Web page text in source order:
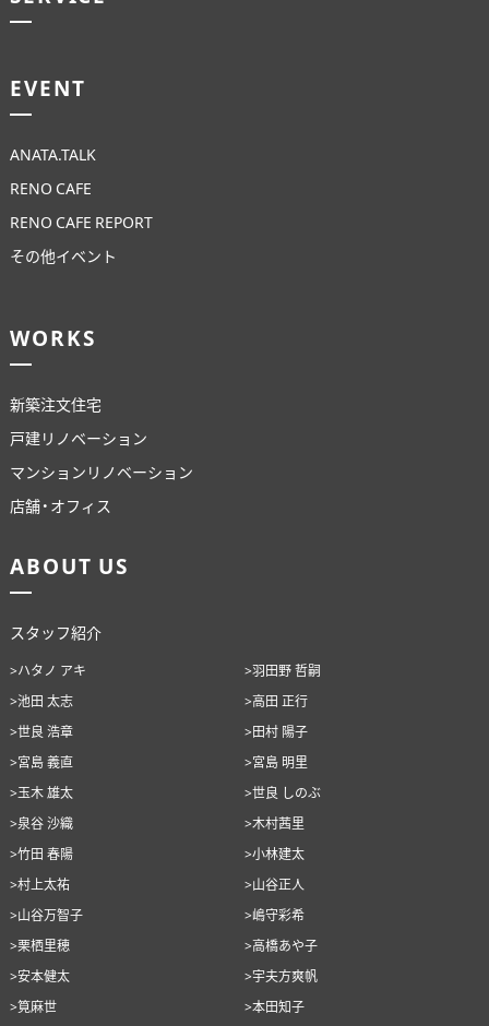
ABOUT US
STAFF BLOG
RECRUIT
資料請求
個別相談
オーナー様専用サイト CLUB RENOVES
EVENT
ANATA.TALK
RENO CAFE
RENO CAFE REPORT
その他イベント
WORKS
新築注文住宅
戸建リノベーション
マンションリノベーション
店舗・オフィス
ABOUT US
スタッフ紹介
>ハタノ アキ
>羽田野 哲嗣
>池田 太志
>高田 正行
>世良 浩章
>田村 陽子
>宮島 義直
>宮島 明里
>玉木 雄太
>世良 しのぶ
>泉谷 沙織
>木村茜里
>竹田 春陽
>小林建太
>村上太祐
>山谷正人
>山谷万智子
>嶋守彩希
>栗栖里穂
>高橋あや子
>安本健太
>宇夫方爽帆
>筧麻世
>本田知子